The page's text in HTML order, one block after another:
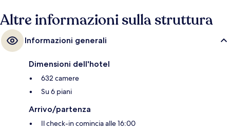
Altre informazioni sulla struttura
Informazioni generali
Dimensioni dell'hotel
632 camere
Su 6 piani
Arrivo/partenza
Il check-in comincia alle 16:00